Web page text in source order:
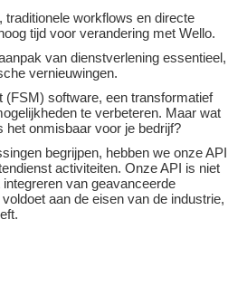
workflows en directe
tijd voor verandering met Wello.
van dienstverlening essentieel,
vernieuwingen.
software, een transformatief
te verbeteren. Maar wat
onmisbaar voor je bedrijf?
begrijpen, hebben we onze API
activiteiten. Onze API is niet
van geavanceerde
aan de eisen van de industrie,